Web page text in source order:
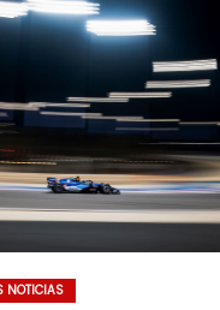
NOTICIAS